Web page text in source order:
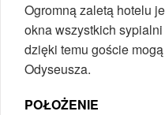
Ogromną zaletą hotelu
okna wszystkich
dzięki temu goście
Odyseusza.
POŁOŻENIE